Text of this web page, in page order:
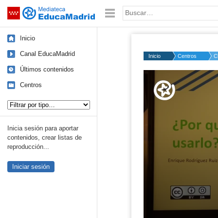
Saltar navegación Palabra o frase:
Inicio
Canal EducaMadrid
Últimos contenidos
Centros
Inicia sesión para aportar
contenidos, crear listas de
reproducción...
Iniciar sesión
Inicio Centros
50%